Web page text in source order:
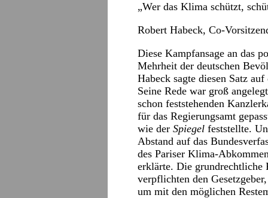
„Wer das Klima schützt,
Robert Habeck, Co-
Diese Kampfansage an das
Mehrheit der deutschen
Habeck sagte diesen Satz
Seine Rede war groß
schon feststehenden
für das Regierungsamt
wie der Spiegel feststellte.
Abstand auf das
des Pariser Klima-
erklärte. Die grundrechtliche
verpflichten den
um mit den möglichen